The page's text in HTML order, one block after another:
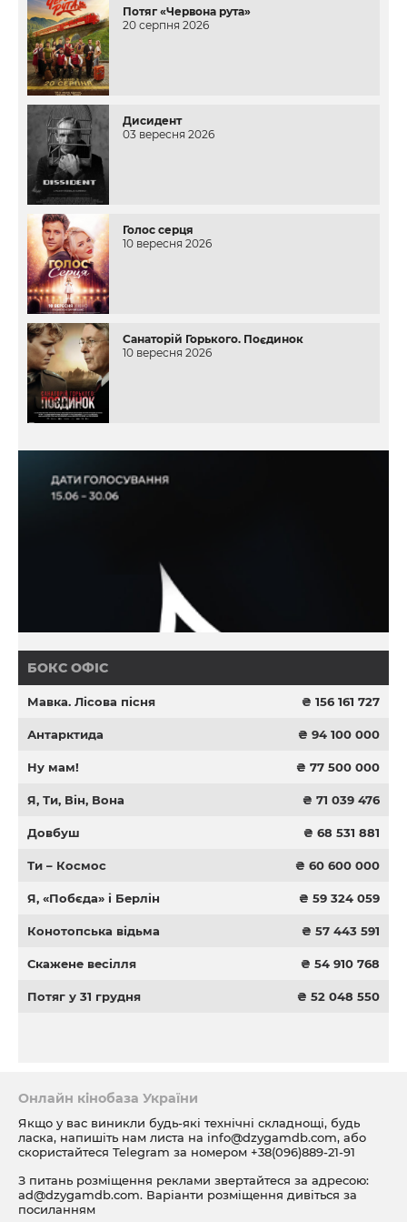
Потяг «Червона рута»
20 серпня 2026
Дисидент
03 вересня 2026
Голос серця
10 вересня 2026
Санаторій Горького. Поєдинок
10 вересня 2026
БОКС ОФІС
Мавка. Лісова пісня ₴ 156 161 727
Антарктида ₴ 94 100 000
Ну мам! ₴ 77 500 000
Я, Ти, Він, Вона ₴ 71 039 476
Довбуш ₴ 68 531 881
Ти – Космос ₴ 60 600 000
Я, «Побєда» і Берлін ₴ 59 324 059
Конотопська відьма ₴ 57 443 591
Скажене весілля ₴ 54 910 768
Потяг у 31 грудня ₴ 52 048 550
Онлайн кінобаза України
Якщо у вас виникли будь-які технічні складнощі, будь
ласка, напишіть нам листа на info@dzygamdb.com, або
скористайтеся Telegram за номером +38(096)889-21-91
З питань розміщення реклами звертайтеся за адресою:
ad@dzygamdb.com. Варіанти розміщення дивіться за
посиланням